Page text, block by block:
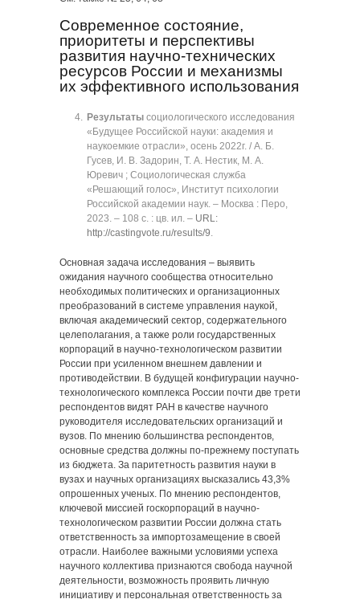
Современное состояние,
приоритеты и перспективы
развития научно-технических
ресурсов России и механизмы
их эффективного использования
Результаты социологического исследования
«Будущее Российской науки: академия и
наукоемкие отрасли», осень 2022г. / А. Б.
Гусев, И. В. Задорин, Т. А. Нестик, М. А.
Юревич ; Социологическая служба
«Решающий голос», Институт психологии
Российской академии наук. ‒ Москва : Перо,
2023. ‒ 108 с. : цв. ил. ‒ URL:
http://castingvote.ru/results/9.
Основная задача исследования ‒ выявить
ожидания научного сообщества относительно
необходимых политических и организационных
преобразований в системе управления наукой,
включая академический сектор, содержательного
целеполагания, а также роли государственных
корпораций в научно-технологическом развитии
России при усиленном внешнем давлении и
противодействии. В будущей конфигурации научно-
технологического комплекса России почти две трети
респондентов видят РАН в качестве научного
руководителя исследовательских организаций и
вузов. По мнению большинства респондентов,
основные средства должны по-прежнему поступать
из бюджета. За паритетность развития науки в
вузах и научных организациях высказались 43,3%
опрошенных ученых. По мнению респондентов,
ключевой миссией госкорпораций в научно-
технологическом развитии России должна стать
ответственность за импортозамещение в своей
отрасли. Наиболее важными условиями успеха
научного коллектива признаются свобода научной
деятельности, возможность проявить личную
инициативу и персональная ответственность за